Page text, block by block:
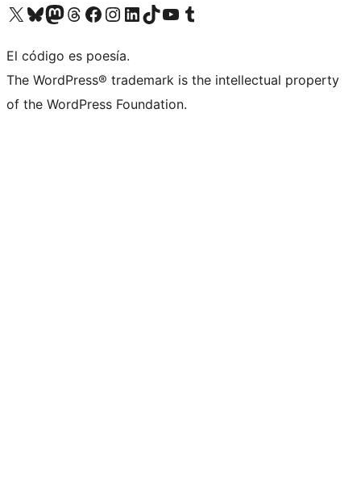
Visita nuestra cuenta de X (anteriormente Twitter)
Visita nuestra cuenta de Bluesky
Visita nuestra cuenta de Mastodon
Visita nuestra cuenta de Threads
Visita nuestra página de Facebook
Visita nuestra cuenta de Instagram
Visita nuestra cuenta de LinkedIn
Visita nuestra cuenta de TikTok
Visita nuestro canal de YouTube
Visita nuestra cuenta de Tumblr
El código es poesía.
The WordPress® trademark is the intellectual property
of the WordPress Foundation.